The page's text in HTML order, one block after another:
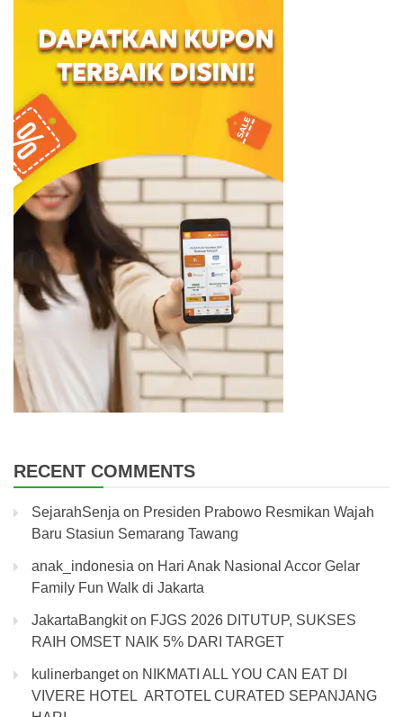
RECENT COMMENTS
SejarahSenja on Presiden Prabowo Resmikan Wajah
Baru Stasiun Semarang Tawang
anak_indonesia on Hari Anak Nasional Accor Gelar
Family Fun Walk di Jakarta
JakartaBangkiton FJGS 2026 DITUTUP, SUKSES
RAIH OMSET NAIK 5% DARI TARGET
kulinerbangeton NIKMATI ALL YOU CAN EAT DI
VIVERE HOTEL ARTOTEL CURATED SEPANJANG